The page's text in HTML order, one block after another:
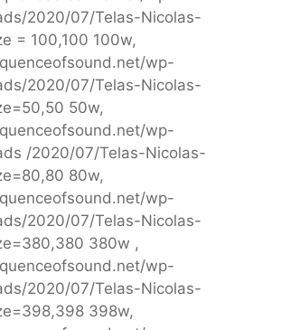
2020/07/Telas-Nicolas-
= 100,100 100w,
wp-
2020/07/Telas-Nicolas-
50w,
wp-
/2020/07/Telas-Nicolas-
80w,
wp-
2020/07/Telas-Nicolas-
380w ,
wp-
2020/07/Telas-Nicolas-
398w,